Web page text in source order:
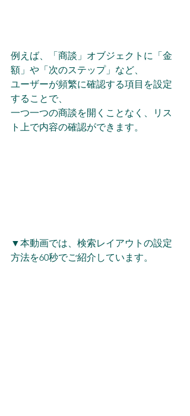
例えば、「商談」オブジェクトに「金
額」や「次のステップ」など、
ユーザーが頻繁に確認する項目を設定
することで、
一つ一つの商談を開くことなく、リス
ト上で内容の確認ができます。
▼本動画では、検索レイアウトの設定
方法を60秒でご紹介しています。